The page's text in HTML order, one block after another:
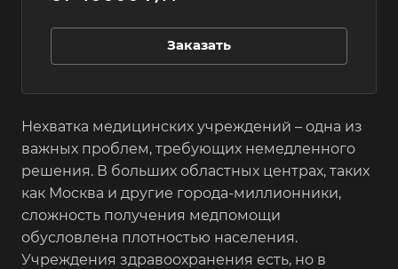
Заказать
Нехватка медицинских учреждений – одна из
важных проблем, требующих немедленного
решения. В больших областных центрах, таких
как Москва и другие города-миллионники,
сложность получения медпомощи
обусловлена плотностью населения.
Учреждения здравоохранения есть, но в